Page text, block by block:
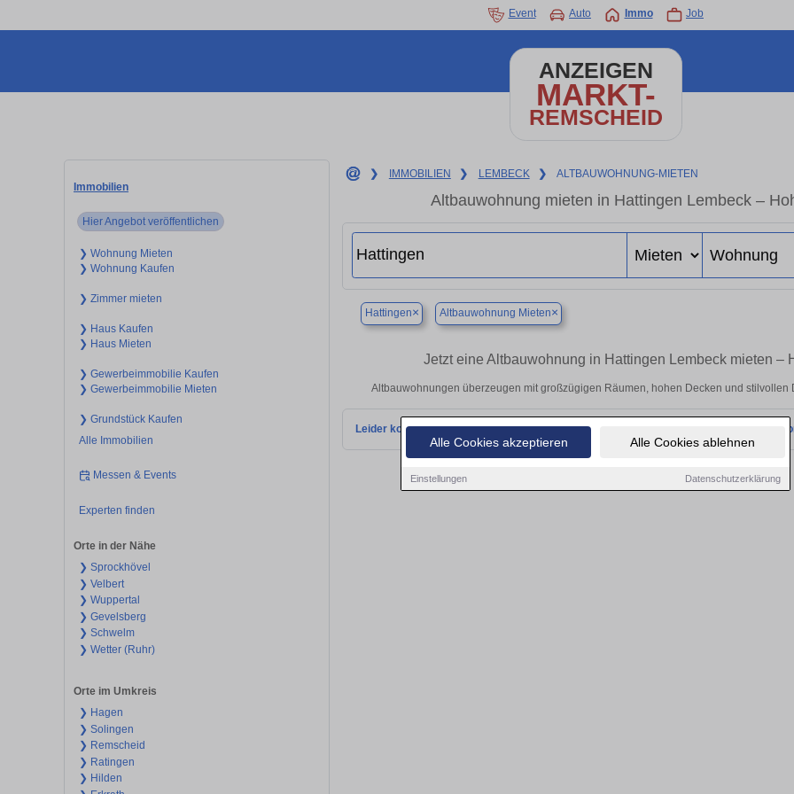
Alle Cookies akzeptieren Alle Cookies ablehnen
Einstellungen Datenschutzerklärung
Event Auto Immo Job
ANZEIGEN
MARKT-
REMSCHEID
Immobilien
Hier Angebot veröffentlichen
❯ Wohnung Mieten
❯ Wohnung Kaufen
❯ Zimmer mieten
❯ Haus Kaufen
❯ Haus Mieten
❯ Gewerbeimmobilie Kaufen
❯ Gewerbeimmobilie Mieten
❯ Grundstück Kaufen
Alle Immobilien
Messen & Events
Experten finden
Orte in der Nähe
❯ Sprockhövel
❯ Velbert
❯ Wuppertal
❯ Gevelsberg
❯ Schwelm
❯ Wetter (Ruhr)
Orte im Umkreis
❯ Hagen
❯ Solingen
❯ Remscheid
❯ Ratingen
❯ Hilden
❯ IMMOBILIEN ❯ LEMBECK ❯ ALTBAUWOHNUNG-MIETEN
Altbauwohnung mieten in Hattingen Lembeck –
Hattingen× Altbauwohnung Mieten×
Jetzt eine Altbauwohnung in Hattingen Lembeck mieten –
Altbauwohnungen überzeugen mit großzügigen Räumen, hohen Decken und
Leider konnten wir derzeit keine passenden Objekte finden. Schauen Sie bald wieder